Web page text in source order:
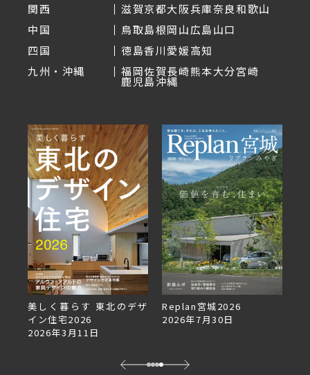
関西
滋賀京都大阪兵庫奈良和歌山
中国
鳥取島根岡山広島山口
四国
徳島香川愛媛高知
九州・沖縄
福岡佐賀長崎熊本大分宮崎
鹿児島沖縄
美しく暮らす 東北のデザ
イン住宅2026
2026年3月11日
Replan宮城2026
2026年7月30日